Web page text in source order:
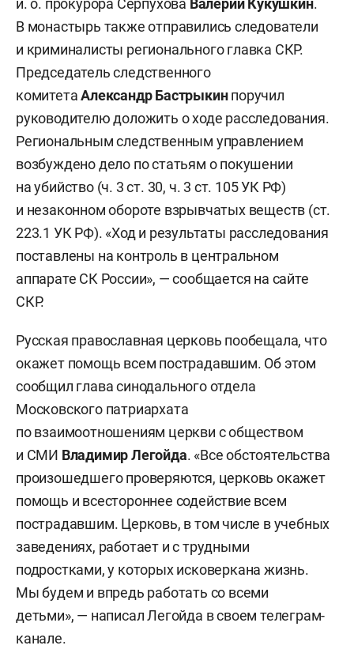
и. о. прокурора Серпухова Валерий Кукушкин.
В монастырь также отправились следователи
и криминалисты регионального главка СКР.
Председатель следственного
комитетаАлександр Бастрыкинпоручил
руководителю доложить о ходе расследования.
Региональным следственным управлением
возбуждено дело по статьям о покушении
на убийство (ч. 3 ст. 30, ч. 3 ст. 105 УК РФ)
и незаконном обороте взрывчатых веществ (ст.
223.1 УК РФ). «Ход и результаты расследования
поставлены на контроль в центральном
аппарате СК России», — сообщается на сайте
СКР.
Русская православная церковь пообещала, что
окажет помощь всем пострадавшим. Об этом
сообщил глава синодального отдела
Московского патриархата
по взаимоотношениям церкви с обществом
и СМИ Владимир Легойда. «Все обстоятельства
произошедшего проверяются, церковь окажет
помощь и всестороннее содействие всем
пострадавшим. Церковь, в том числе в учебных
заведениях, работает и с трудными
подростками, у которых исковеркана жизнь.
Мы будем и впредь работать со всеми
детьми», — написал Легойда в своем телеграм-
канале.